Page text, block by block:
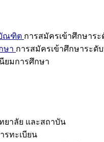
ณฑิต การสมัครเข้าศึกษา
ษา การสมัครเข้าศึกษาระ
ยมการศึกษา
ยาลัย และสถาบัน
รทะเบียน